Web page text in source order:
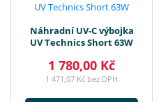
Náhradní UV-C výbojka
UV Technics Short 63W
1 780,00 Kč
1 471,07 Kč bez DPH